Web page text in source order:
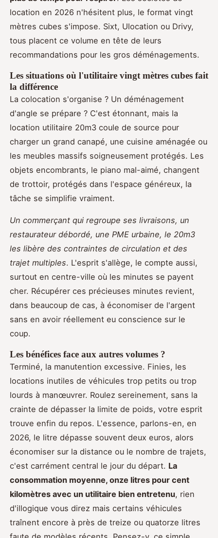
location en 2026 n'hésitent plus, le format vingt
mètres cubes s'impose. Sixt, Ulocation ou Drivy,
tous placent ce volume en tête de leurs
recommandations pour les gros déménagements.
Les situations où l'utilitaire vingt mètres cubes fait
la différence
La colocation s'organise ? Un déménagement
d'angle se prépare ? C'est étonnant, mais la
location utilitaire 20m3 coule de source pour
charger un grand canapé, une cuisine aménagée ou
les meubles massifs soigneusement protégés. Les
objets encombrants, le piano mal-aimé, changent
de trottoir, protégés dans l'espace généreux, la
tâche se simplifie vraiment.
Un commerçant qui regroupe ses livraisons, un
restaurateur débordé, une PME urbaine, le 20m3
les libère des contraintes de circulation et des
trajet multiples. L'esprit s'allège, le compte aussi,
surtout en centre-ville où les minutes se payent
cher. Récupérer ces précieuses minutes revient,
dans beaucoup de cas, à économiser de l'argent
sans en avoir réellement eu conscience sur le
coup.
Les bénéfices face aux autres volumes ?
Terminé, la manutention excessive. Finies, les
locations inutiles de véhicules trop petits ou trop
lourds à manœuvrer. Roulez sereinement, sans la
crainte de dépasser la limite de poids, votre esprit
trouve enfin du repos. L'essence, parlons-en, en
2026, le litre dépasse souvent deux euros, alors
économiser sur la distance ou le nombre de trajets,
c'est carrément central le jour du départ. La
consommation moyenne, onze litres pour cent
kilomètres avec un utilitaire bien entretenu, rien
d'illogique vous direz mais certains véhicules
traînent encore à près de treize ou quatorze litres